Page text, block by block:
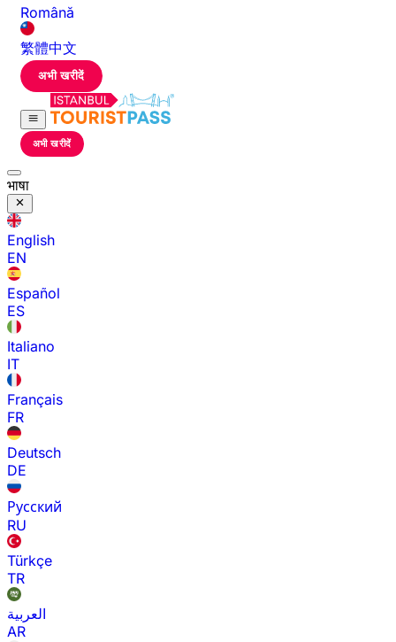
Română
繁體中文
अभी खरीदें
अभी खरीदें
भाषा
English
EN
Español
ES
Italiano
IT
Français
FR
Deutsch
DE
Русский
RU
Türkçe
TR
العربية
AR